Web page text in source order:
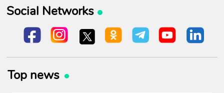
Social Networks
Top news